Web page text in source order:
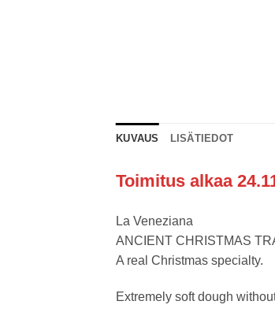
KUVAUS LISÄTIEDOT
Toimitus alkaa
La Veneziana
ANCIENT CHRISTMAS
A real Christmas specialty.
Extremely soft dough